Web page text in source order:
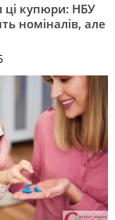
ці купюри: НБУ
номіналів, але